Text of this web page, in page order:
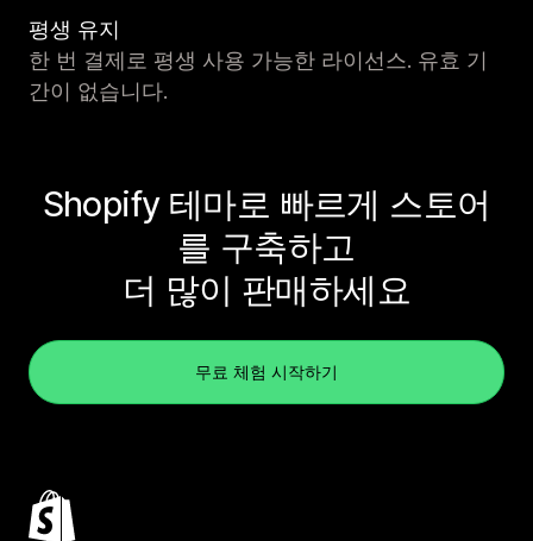
평생 유지
한 번 결제로 평생 사용 가능한 라이선스. 유효 기
간이 없습니다.
Shopify 테마로 빠르게 스토어
를 구축하고
더 많이 판매하세요
무료 체험 시작하기